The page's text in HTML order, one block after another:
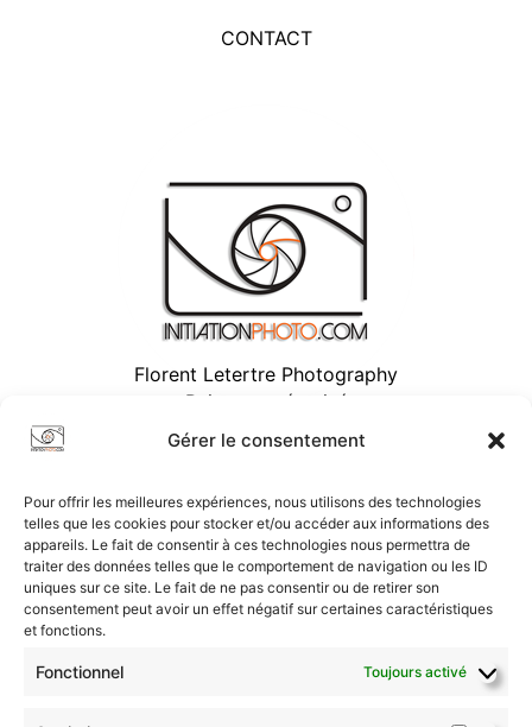
Gérer le consentement
Pour offrir les meilleures expériences, nous utilisons des technologies
telles que les cookies pour stocker et/ou accéder aux informations des
appareils. Le fait de consentir à ces technologies nous permettra de
traiter des données telles que le comportement de navigation ou les ID
uniques sur ce site. Le fait de ne pas consentir ou de retirer son
consentement peut avoir un effet négatif sur certaines caractéristiques
et fonctions.
Fonctionnel Toujours activé
CONTACT
Florent Letertre Photography
Paiement sécurisé